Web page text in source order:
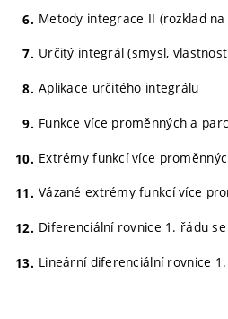
Metody integrace II (rozklad
Určitý integrál (smysl,
Aplikace určitého integrálu
Funkce více proměnných a
Extrémy funkcí více
Vázané extrémy funkcí více
Diferenciální rovnice 1. řádu
Lineární diferenciální rovnice